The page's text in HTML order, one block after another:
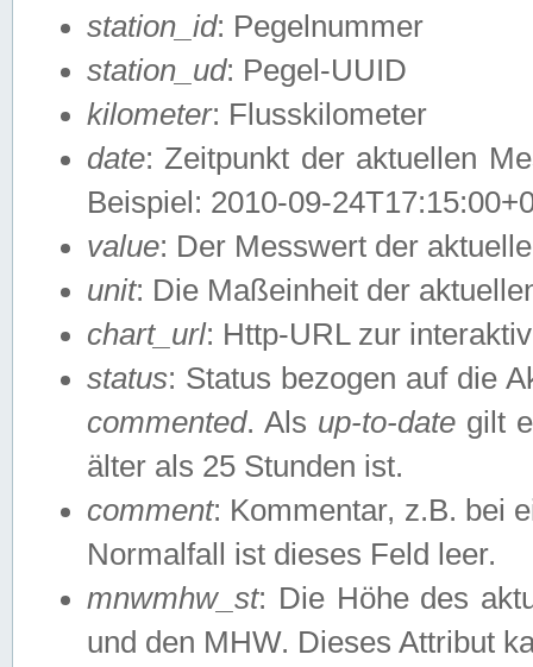
station_id: Pegelnummer
station_ud: Pegel-UUID
kilometer: Flusskilometer
date: Zeitpunkt der aktuellen
Beispiel: 2010-09-
value: Der Messwert der
unit: Die Maßeinheit der
chart_url: Http-URL zur
status: Status bezogen auf die
commented. Als up-to-date gilt
älter als 25 Stunden ist.
comment: Kommentar, z.B. bei
Normalfall ist dieses Feld leer.
mnwmhw_st: Die Höhe des
und den MHW. Dieses Attribut